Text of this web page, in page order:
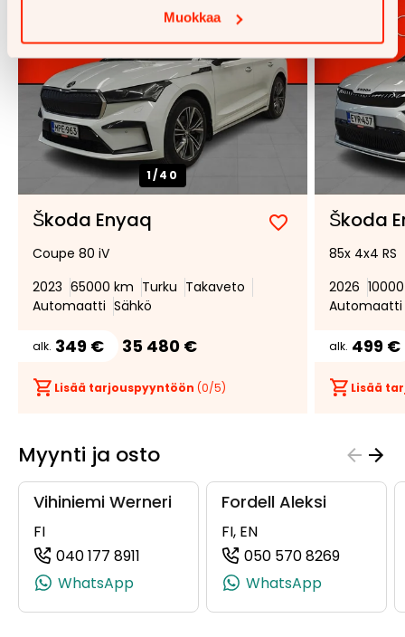
Muokkaa
1/40
Škoda Enyaq
Lisää
suosikiksi
Poista
suosikeista
Coupe 80 iV
2023 65000 km Turku Takaveto
Automaatti Sähkö
alk. 349 € 35 480 €
Lisää tarjouspyyntöön (0/5)
Škoda
85x 4x4 RS
2026
Automaatti
alk. 499 €
Lisää
Myynti ja osto
Vihiniemi Werneri
FI
040 177 8911
(+358401778911, 0401778911, +358 40
WhatsApp
Fordell Aleksi
FI, EN
050 570 8269
WhatsApp